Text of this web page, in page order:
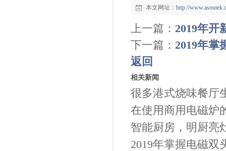
本文网址： http://
上一篇： 2019年开
下一篇： 2019年掌
返回
相关新闻
很多港式烧味餐厅
在使用商用电磁炉
智能厨房，明厨亮
2019年掌握电磁双